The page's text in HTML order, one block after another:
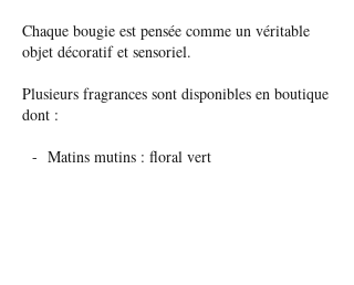
Chaque bougie est pensée comme un véritable
objet décoratif et sensoriel.
Plusieurs fragrances sont disponibles en boutique
dont :
- Matins mutins : floral vert